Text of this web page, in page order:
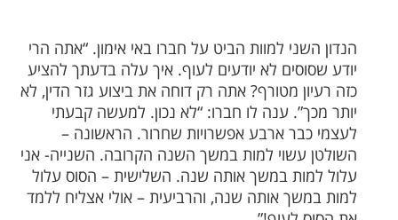
הנדון השני למוות הביט על חברו באי אימון. “אתה הרי
יודע שסוסים לא יודעים לעוף. איך עלה בדעתך להציע
כזה רעיון מטורף? אתה רק דוחה את ביצוע גזר הדין, לא
יותר מכך”. ענה לו חברו: “לא נכון. למעשה קבעתי
לעצמי כבר ארבע אפשרויות שחרור. הראשונה –
השולטן עשוי למות במשך השנה הקרובה. השנייה- אני
עלול למות במשך אותה שנה. השלישית – הסוס עלול
למות במשך אותה שנה, והרביעית – אולי אצליח ללמד